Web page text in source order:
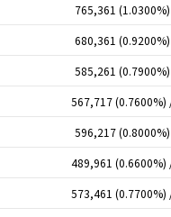
765,361
680,361
585,261
567,717 (0.7600%)
596,217
489,961 (0.6600%)
573,461 (0.7700%)